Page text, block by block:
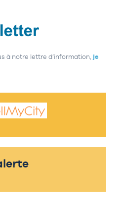
à notre lettre d’information, je